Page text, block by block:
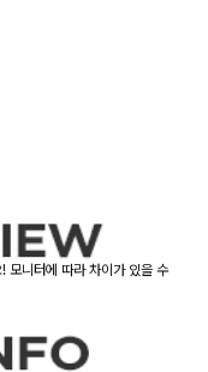
모니터에 따라 차이가 있을 수